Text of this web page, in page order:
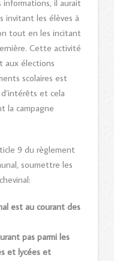
informations, il aurait
invitant les élèves à
tout en les incitant
Cette activité
aux élections
scolaires est
et cela
la campagne
9 du règlement
soumettre les
est au courant des
pas parmi les
et lycées et